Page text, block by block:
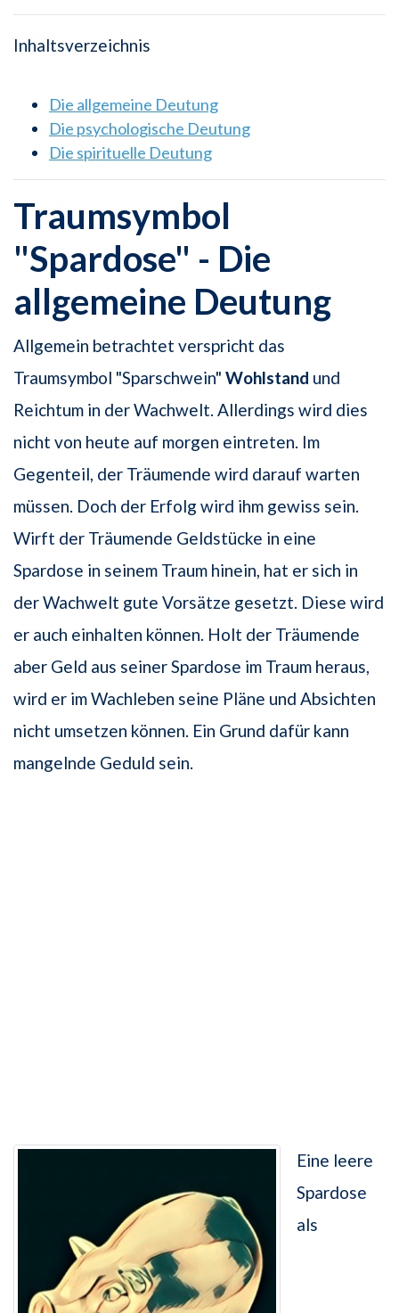
Inhaltsverzeichnis
Die allgemeine Deutung
Die psychologische Deutung
Die spirituelle Deutung
Traumsymbol
"Spardose" - Die
allgemeine Deutung
Allgemein betrachtet verspricht das
Traumsymbol "Sparschwein" Wohlstand und
Reichtum in der Wachwelt. Allerdings wird dies
nicht von heute auf morgen eintreten. Im
Gegenteil, der Träumende wird darauf warten
müssen. Doch der Erfolg wird ihm gewiss sein.
Wirft der Träumende Geldstücke in eine
Spardose in seinem Traum hinein, hat er sich in
der Wachwelt gute Vorsätze gesetzt. Diese wird
er auch einhalten können. Holt der Träumende
aber Geld aus seiner Spardose im Traum heraus,
wird er im Wachleben seine Pläne und Absichten
nicht umsetzen können. Ein Grund dafür kann
mangelnde Geduld sein.
Eine leere
Spardose
als